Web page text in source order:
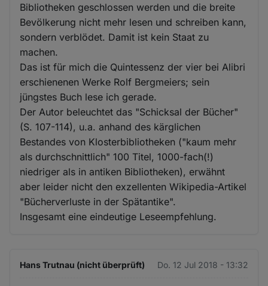
Bibliotheken geschlossen werden und die breite
Bevölkerung nicht mehr lesen und schreiben kann,
sondern verblödet. Damit ist kein Staat zu
machen.
Das ist für mich die Quintessenz der vier bei Alibri
erschienenen Werke Rolf Bergmeiers; sein
jüngstes Buch lese ich gerade.
Der Autor beleuchtet das "Schicksal der Bücher"
(S. 107-114), u.a. anhand des kärglichen
Bestandes von Klosterbibliotheken ("kaum mehr
als durchschnittlich" 100 Titel, 1000-fach(!)
niedriger als in antiken Bibliotheken), erwähnt
aber leider nicht den exzellenten Wikipedia-Artikel
"Bücherverluste in der Spätantike".
Insgesamt eine eindeutige Leseempfehlung.
Hans Trutnau (nicht überprüft) Do. 12 Jul 2018 - 13:32